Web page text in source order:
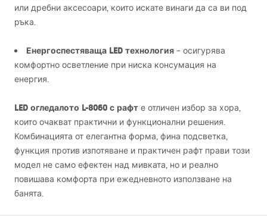
или дребни аксесоари, които искате винаги да са ви под
ръка.
Енергоспестяваща LED технология – осигурява
комфортно осветление при ниска консумация на
енергия.
LED огледалото L-8060 с рафт е отличен избор за хора,
които очакват практични и функционални решения.
Комбинацията от елегантна форма, фина подсветка,
функция против изпотяване и практичен рафт прави този
модел не само ефектен над мивката, но и реално
повишава комфорта при ежедневното използване на
банята.